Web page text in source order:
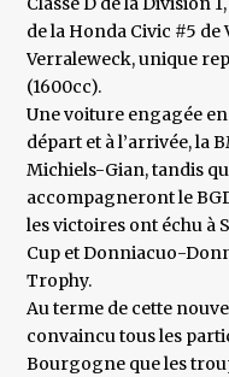
de la Honda Civic #5
Verraleweck, unique
(1600cc).
Une voiture engagée
départ et à l’arrivée, la
Michiels-Gian, tandis
accompagneront le
les victoires ont échu à
Cup et Donniacuo-
Trophy.
Au terme de cette
convaincu tous les
Bourgogne que les